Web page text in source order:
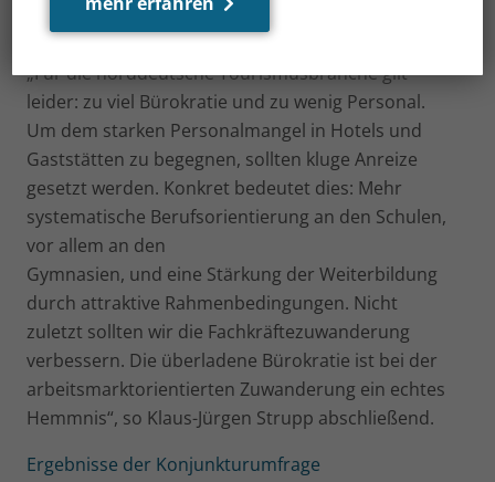
touristische Wertschöpfung in der Region sinkt
daher“, erläutert Klaus-Jürgen Strupp.
„Für die norddeutsche Tourismusbranche gilt
leider: zu viel Bürokratie und zu wenig Personal.
Um dem starken Personalmangel in Hotels und
Gaststätten zu begegnen, sollten kluge Anreize
gesetzt werden. Konkret bedeutet dies: Mehr
systematische Berufsorientierung an den Schulen,
vor allem an den
Gymnasien, und eine Stärkung der Weiterbildung
durch attraktive Rahmenbedingungen. Nicht
zuletzt sollten wir die Fachkräftezuwanderung
verbessern. Die überladene Bürokratie ist bei der
arbeitsmarktorientierten Zuwanderung ein echtes
Hemmnis“, so Klaus-Jürgen Strupp abschließend.
Ergebnisse der Konjunkturumfrage